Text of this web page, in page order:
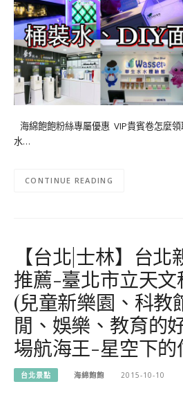
海綿飽飽粉絲專屬優惠 VIP貴賓卷怎麼領
水…
CONTINUE READING
【台北|士林】台
推薦-臺北市立天文
(兒童新樂園、科教
閒、娛樂、教育的
場航海王-星空下的
台北景點 海綿飽飽 2015-10-10